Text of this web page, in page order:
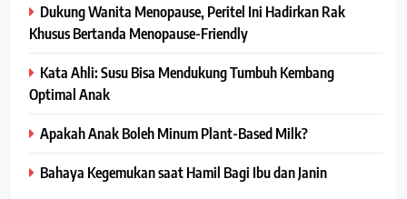
Dukung Wanita Menopause, Peritel Ini Hadirkan Rak
Khusus Bertanda Menopause-Friendly
Kata Ahli: Susu Bisa Mendukung Tumbuh Kembang
Optimal Anak
Apakah Anak Boleh Minum Plant-Based Milk?
Bahaya Kegemukan saat Hamil Bagi Ibu dan Janin